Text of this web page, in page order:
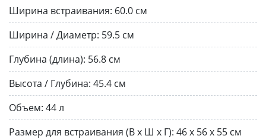
Ширина встраивания: 60.0 см
Ширина / Диаметр: 59.5 см
Глубина (длина): 56.8 см
Высота / Глубина: 45.4 см
Объем: 44 л
Размер для встраивания (В х Ш х Г): 46 х 56 х 55 см